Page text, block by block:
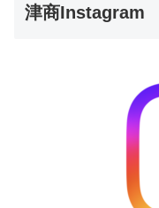
津商Instagram